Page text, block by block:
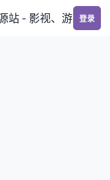
站 - 影视、游戏、
登录